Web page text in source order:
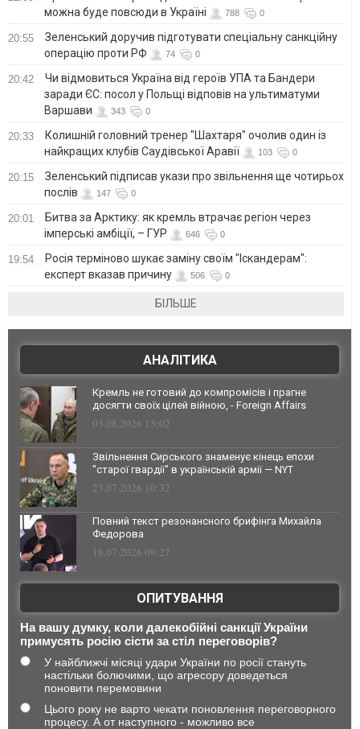
можна буде повсюди в Україні
788 0
20:55
Зеленський доручив підготувати спеціальну санкційну
операцію проти РФ
74 0
20:42
Чи відмовиться Україна від героїв УПА та Бандери
заради ЄС: посол у Польщі відповів на ультиматуми
Варшави
343 0
20:33
Колишній головний тренер "Шахтаря" очолив один із
найкращих клубів Саудівської Аравії
103 0
20:15
Зеленський підписав укази про звільнення ще чотирьох
послів
147 0
20:01
Битва за Арктику: як кремль втрачає регіон через
імперські амбіції, – ГУР
646 0
19:54
Росія терміново шукає заміну своїм "Іскандерам":
експерт вказав причину
506 0
БІЛЬШЕ
АНАЛІТИКА
Кремль не готовий до компромісів і прагне
досягти своїх цілей війною, - Foreign Affairs
03.08.2026 13:02
Звільнення Сирського знаменує кінець епохи
"старої гвардії" в українській армії — NYT
23.07.2026 10:32
Повний текст резонансного брифінга Михайла
Федорова
18.07.2026 09:27
ОПИТУВАННЯ
На вашу думку, коли далекобійні санкції України
примусять росію сісти за стіл переговорів?
У найближчі місяці удари України по росії стануть
настільки болючими, що агресору доведеться
поновити перемовини
Цього року не варто чекати поновлення переговорного
процесу. А от наступного - можливо все